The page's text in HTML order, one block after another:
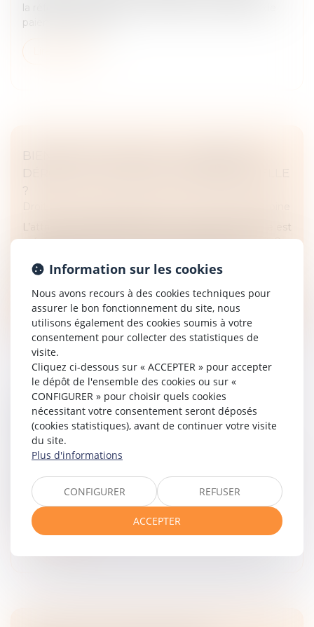
la réforme du dispositif de décharge de solidarité de
paiement entre ex-...
BIEN GREVÉ D’USUFRUIT : COMMENT SE
DÉROULE L’ATTRIBUTION PRÉFÉRENTIELLE
?
L’attribution préférentielle d’une entreprise agricole est
prévue par les articles 831 et suivants du Code civil. Ce
l’exploitation...
Lire la suite
MARIAGE SOUS COMMUNAUTÉ :
CONFISCATION POSSIBLE D’UN BIEN
COMMUN EN VALEUR
Droit de la famille, des personnes et de leur patrimoine
Dans le cadre d’un mariage soumis au régime de la
communauté légale, les biens acquis pendant l’union
sont, en principe, des biens communs...
Lire la suite
Information sur les cookies
Nous avons recours à des cookies techniques pour
assurer le bon fonctionnement du site, nous
utilisons également des cookies soumis à votre
consentement pour collecter des statistiques de
visite.
Cliquez ci-dessous sur « ACCEPTER » pour accepter
le dépôt de l'ensemble des cookies ou sur «
CONFIGURER » pour choisir quels cookies
nécessitant votre consentement seront déposés
(cookies statistiques), avant de continuer votre visite
du site.
Plus d'informations
CONFIGURER REFUSER
ACCEPTER